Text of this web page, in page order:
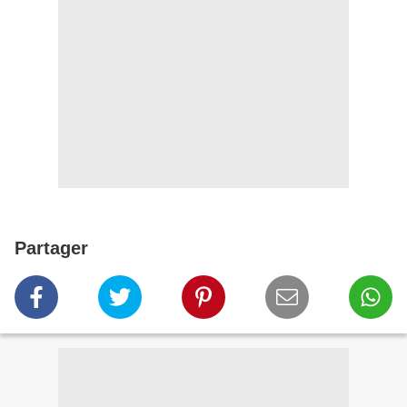
Partager